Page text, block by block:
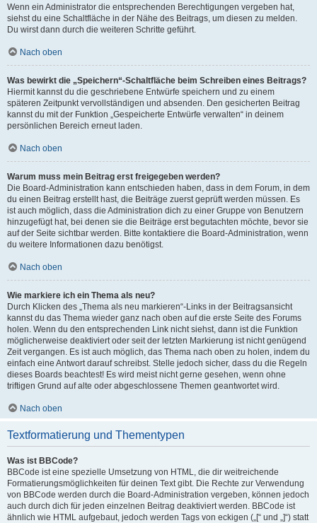
Wenn ein Administrator die entsprechenden Berechtigungen vergeben hat,
siehst du eine Schaltfläche in der Nähe des Beitrags, um diesen zu melden.
Du wirst dann durch die weiteren Schritte geführt.
Nach oben
Was bewirkt die „Speichern“-Schaltfläche beim Schreiben eines Beitrags?
Hiermit kannst du die geschriebene Entwürfe speichern und zu einem
späteren Zeitpunkt vervollständigen und absenden. Den gesicherten Beitrag
kannst du mit der Funktion „Gespeicherte Entwürfe verwalten“ in deinem
persönlichen Bereich erneut laden.
Nach oben
Warum muss mein Beitrag erst freigegeben werden?
Die Board-Administration kann entschieden haben, dass in dem Forum, in dem
du einen Beitrag erstellt hast, die Beiträge zuerst geprüft werden müssen. Es
ist auch möglich, dass die Administration dich zu einer Gruppe von Benutzern
hinzugefügt hat, bei denen sie die Beiträge erst begutachten möchte, bevor sie
auf der Seite sichtbar werden. Bitte kontaktiere die Board-Administration, wenn
du weitere Informationen dazu benötigst.
Nach oben
Wie markiere ich ein Thema als neu?
Durch Klicken des „Thema als neu markieren“-Links in der Beitragsansicht
kannst du das Thema wieder ganz nach oben auf die erste Seite des Forums
holen. Wenn du den entsprechenden Link nicht siehst, dann ist die Funktion
möglicherweise deaktiviert oder seit der letzten Markierung ist nicht genügend
Zeit vergangen. Es ist auch möglich, das Thema nach oben zu holen, indem du
einfach eine Antwort darauf schreibst. Stelle jedoch sicher, dass du die Regeln
dieses Boards beachtest! Es wird meist nicht gerne gesehen, wenn ohne
triftigen Grund auf alte oder abgeschlossene Themen geantwortet wird.
Nach oben
Textformatierung und Thementypen
Was ist BBCode?
BBCode ist eine spezielle Umsetzung von HTML, die dir weitreichende
Formatierungsmöglichkeiten für deinen Text gibt. Die Rechte zur Verwendung
von BBCode werden durch die Board-Administration vergeben, können jedoch
auch durch dich für jeden einzelnen Beitrag deaktiviert werden. BBCode ist
ähnlich wie HTML aufgebaut, jedoch werden Tags von eckigen („[“ und „]“) statt